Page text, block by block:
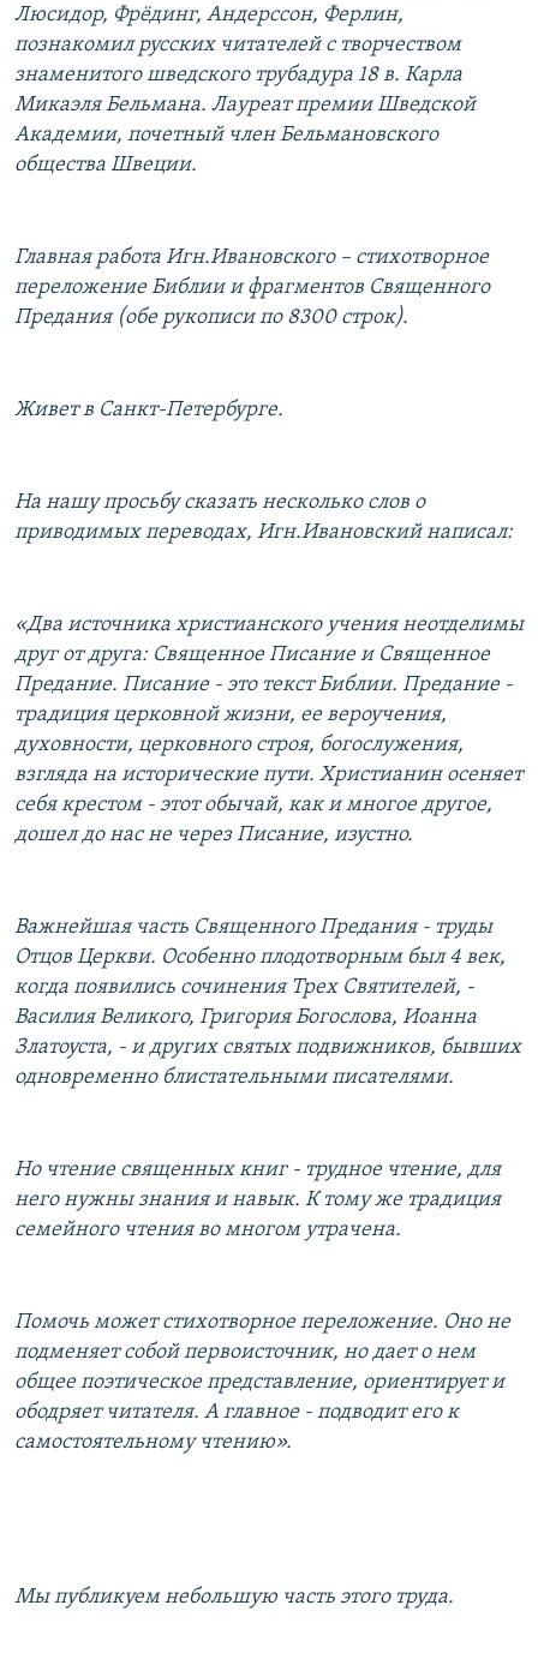
Люсидор, Фрёдинг, Андерссон, Ферлин,
познакомил русских читателей с творчеством
знаменитого шведского трубадура 18 в. Карла
Микаэля Бельмана. Лауреат премии Шведской
Академии, почетный член Бельмановского
общества Швеции.
Главная работа Игн.Ивановского – стихотворное
переложение Библии и фрагментов Священного
Предания (обе рукописи по 8300 строк).
Живет в Санкт-Петербурге.
На нашу просьбу сказать несколько слов о
приводимых переводах, Игн.Ивановский написал:
«Два источника христианского учения неотделимы
друг от друга: Священное Писание и Священное
Предание. Писание - это текст Библии. Предание -
традиция церковной жизни, ее вероучения,
духовности, церковного строя, богослужения,
взгляда на исторические пути. Христианин осеняет
себя крестом - этот обычай, как и многое другое,
дошел до нас не через Писание, изустно.
Важнейшая часть Священного Предания - труды
Отцов Церкви. Особенно плодотворным был 4 век,
когда появились сочинения Трех Святителей, -
Василия Великого, Григория Богослова, Иоанна
Златоуста, - и других святых подвижников, бывших
одновременно блистательными писателями.
Но чтение священных книг - трудное чтение, для
него нужны знания и навык. К тому же традиция
семейного чтения во многом утрачена.
Помочь может стихотворное переложение. Оно не
подменяет собой первоисточник, но дает о нем
общее поэтическое представление, ориентирует и
ободряет читателя. А главное - подводит его к
самостоятельному чтению».
Мы публикуем небольшую часть этого труда.